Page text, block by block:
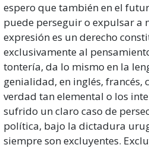
espero que también en el
puede perseguir o expulsar a
expresión es un derecho
exclusivamente al
tontería, da lo mismo en la
genialidad, en inglés, francés,
verdad tan elemental o los
sufrido un claro caso de
política, bajo la dictadura
siempre son excluyentes.